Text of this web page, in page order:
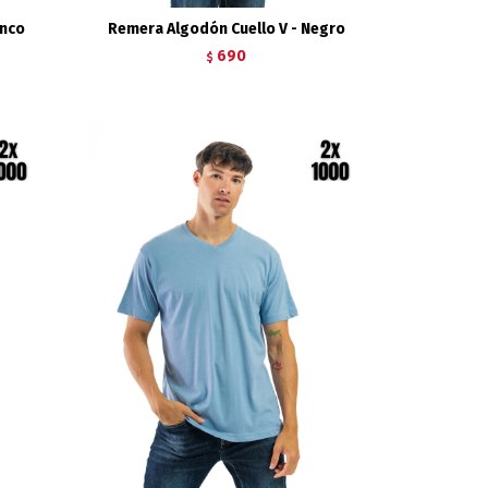
Remera Algodón Cuello V - Negro
$ 690